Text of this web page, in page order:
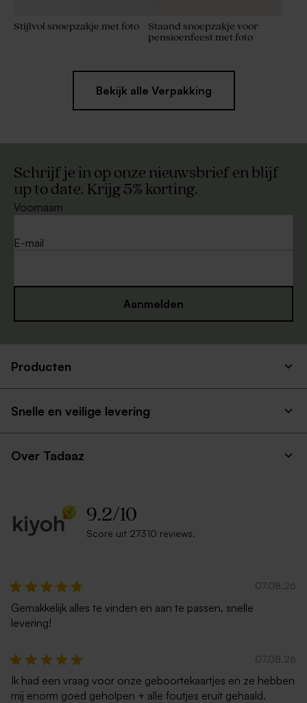
Stijlvol snoepzakje met foto
Staand snoepzakje voor
pensioenfeest met foto
Bekijk alle Verpakking
Schrijf je in op onze nieuwsbrief en blijf
up to date. Krijg 5% korting.
Voornaam
E-mail
Aanmelden
Producten
Snelle en veilige levering
Over Tadaaz
9.2/10
Score uit 27310 reviews.
07.08.26
Gemakkelijk alles te vinden en aan te passen, snelle
levering!
07.08.26
Ik had een vraag voor onze geboortekaartjes en ze hebben
mij enorm goed geholpen + alle foutjes eruit gehaald.